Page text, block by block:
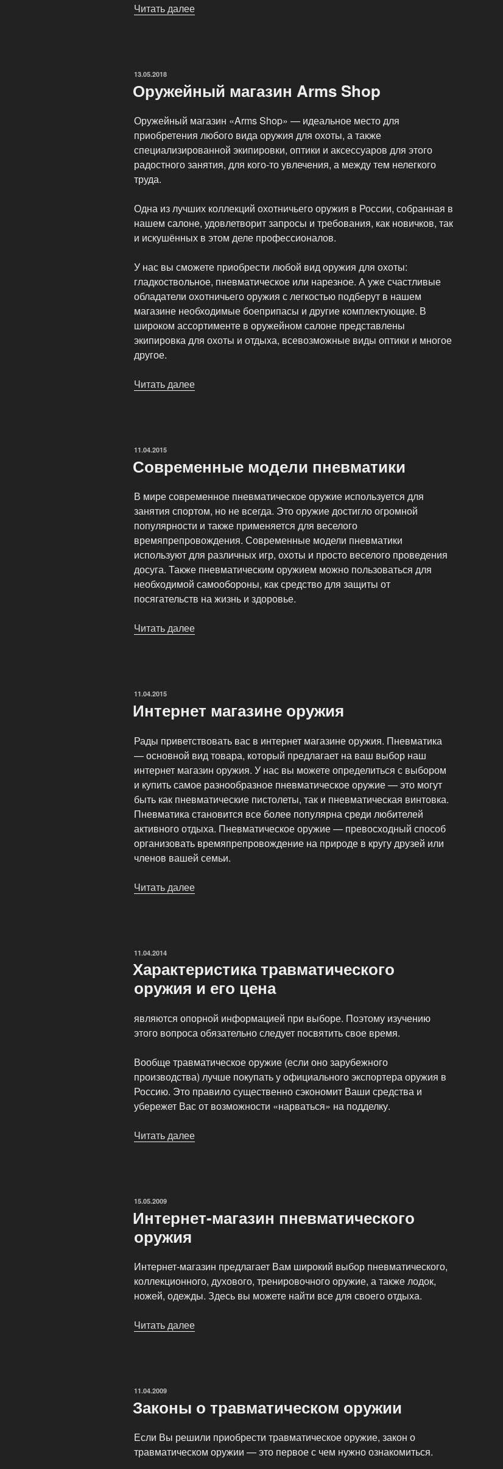
Читать далее
ОПУБЛИКОВАНО
13.05.2018
Оружейный магазин Arms Shop
Оружейный магазин «Arms Shop» — идеальное место для
приобретения любого вида оружия для охоты, а также
специализированной экипировки, оптики и аксессуаров для этого
радостного занятия, для кого-то увлечения, а между тем нелегкого
труда.
Одна из лучших коллекций охотничьего оружия в России, собранная в
нашем салоне, удовлетворит запросы и требования, как новичков, так
и искушённых в этом деле профессионалов.
У нас вы сможете приобрести любой вид оружия для охоты:
гладкоствольное, пневматическое или нарезное. А уже счастливые
обладатели охотничьего оружия с легкостью подберут в нашем
магазине необходимые боеприпасы и другие комплектующие. В
широком ассортименте в оружейном салоне представлены
экипировка для охоты и отдыха, всевозможные виды оптики и многое
другое.
Читать далее
ОПУБЛИКОВАНО
11.04.2015
Современные модели пневматики
В мире современное пневматическое оружие используется для
занятия спортом, но не всегда. Это оружие достигло огромной
популярности и также применяется для веселого
времяпрепровождения. Современные модели пневматики
используют для различных игр, охоты и просто веселого проведения
досуга. Также пневматическим оружием можно пользоваться для
необходимой самообороны, как средство для защиты от
посягательств на жизнь и здоровье.
Читать далее
ОПУБЛИКОВАНО
11.04.2015
Интернет магазине оружия
Рады приветствовать вас в интернет магазине оружия. Пневматика
— основной вид товара, который предлагает на ваш выбор наш
интернет магазин оружия. У нас вы можете определиться с выбором
и купить самое разнообразное пневматическое оружие — это могут
быть как пневматические пистолеты, так и пневматическая винтовка.
Пневматика становится все более популярна среди любителей
активного отдыха. Пневматическое оружие — превосходный способ
организовать времяпрепровождение на природе в кругу друзей или
членов вашей семьи.
Читать далее
ОПУБЛИКОВАНО
11.04.2014
Характеристика травматического
оружия и его цена
являются опорной информацией при выборе. Поэтому изучению
этого вопроса обязательно следует посвятить свое время.
Вообще травматическое оружие (если оно зарубежного
производства) лучше покупать у официального экспортера оружия в
Россию. Это правило существенно сэкономит Ваши средства и
убережет Вас от возможности «нарваться» на подделку.
Читать далее
ОПУБЛИКОВАНО
15.05.2009
Интернет-магазин пневматического
оружия
Интернет-магазин предлагает Вам широкий выбор пневматического,
коллекционного, духового, тренировочного оружие, а также лодок,
ножей, одежды. Здесь вы можете найти все для своего отдыха.
Читать далее
ОПУБЛИКОВАНО
11.04.2009
Законы о травматическом оружии
Если Вы решили приобрести травматическое оружие, закон о
травматическом оружии — это первое с чем нужно ознакомиться.